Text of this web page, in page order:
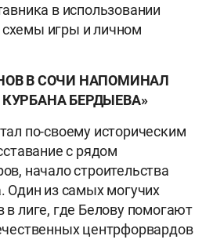
в использовании
игры и личном
В СОЧИ НАПОМИНАЛ
БЕРДЫЕВА»
по-своему историческим
с рядом
начало строительства
Один из самых могучих
в лиге, где Белову помогают
центрфорвардов